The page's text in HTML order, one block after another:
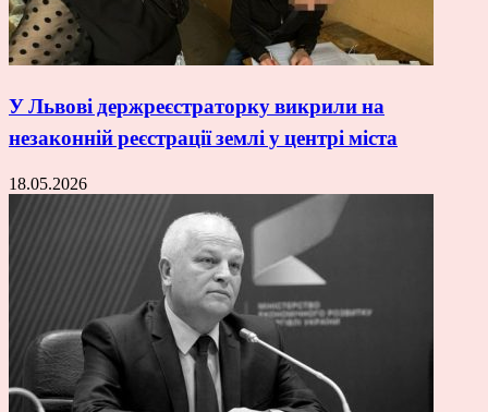
У Львові держреєстраторку викрили на
незаконній реєстрації землі у центрі міста
18.05.2026